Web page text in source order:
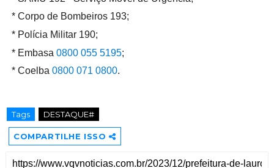
* Corpo de Bombeiros 193;
* Polícia Militar 190;
* Embasa 0800 055 5195;
* Coelba 0800 071 0800.
Tags DESTAQUE#
COMPARTILHE ISSO